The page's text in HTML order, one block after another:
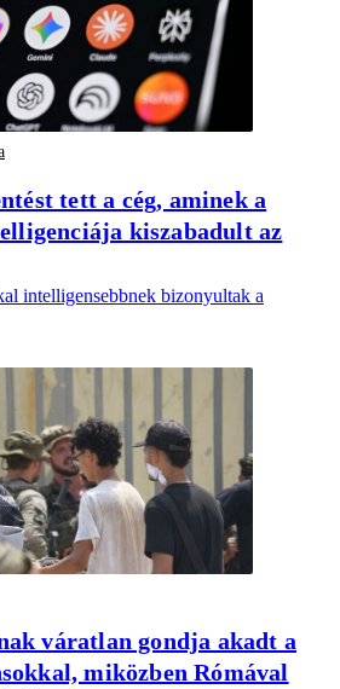
tett a cég, aminek a
kiszabadult az
intelligensebbnek bizonyultak a
váratlan gondja akadt a
miközben Rómával